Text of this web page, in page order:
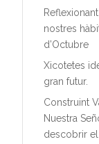
nostres
d’Octubre
Xicotetes
gran futur.
Construint
Nuestra
descobrir